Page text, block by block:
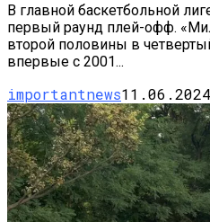
В главной баскетбольной
первый раунд плей-офф.
второй половины в
впервые с 2001...
importantnews11.06.2024